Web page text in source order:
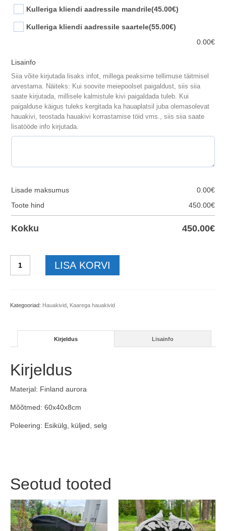
Kulleriga kliendi aadressile mandrile(45.00€)
Kulleriga kliendi aadressile saartele(55.00€)
0.00€
Lisainfo
Siia võite kirjutada lisaks infot, millega peaksime tellimuse täitmisel
arvestama. Näiteks: Kui soovite meiepoolset paigaldust, siis siia
saate kirjutada, millisele kalmistule kivi paigaldada tuleb. Kui
paigalduse käigus tuleks kergitada ka hauaplatsil juba olemasolevat
hauakivi, teostada hauakivi korrastamise töid vms., siis siia saate
lisatööde info kirjutada.
Lisade maksumus 0.00€
Toote hind
450.00€
Kokku 450.00€
406-
LISA KORVI
Kategooriad: Hauakivid Kaarega hauakivid
Kirjeldus Lisainfo
Kirjeldus
Materjal: Finland aurora
Mõõtmed: 60x40x8cm
Poleering: Esikülg, küljed, selg
Seotud tooted